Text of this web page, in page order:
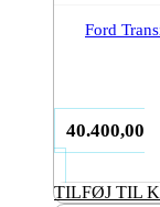
Ford
40.400,00
TILFØJ TIL